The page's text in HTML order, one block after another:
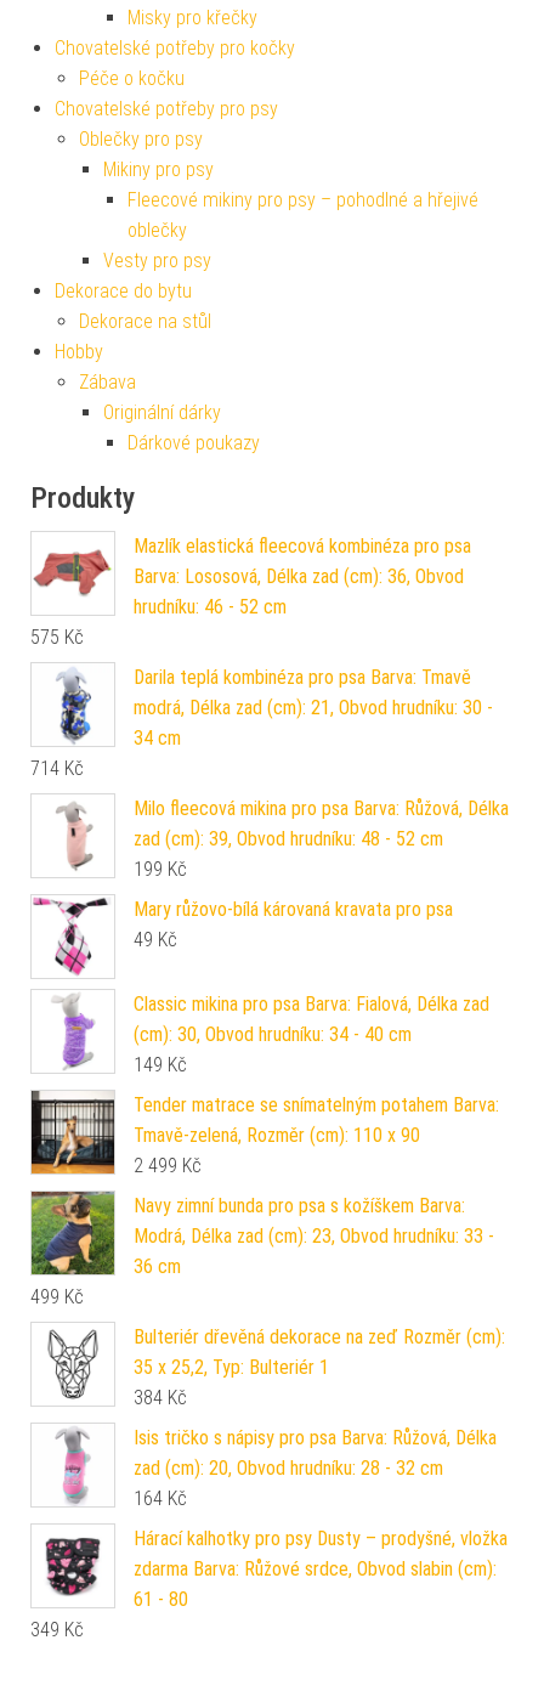
Misky pro křečky
Chovatelské potřeby pro kočky
Péče o kočku
Chovatelské potřeby pro psy
Oblečky pro psy
Mikiny pro psy
Fleecové mikiny pro psy – pohodlné a hřejivé
oblečky
Vesty pro psy
Dekorace do bytu
Dekorace na stůl
Hobby
Zábava
Originální dárky
Dárkové poukazy
Produkty
Mazlík elastická fleecová kombinéza pro psa
Barva: Lososová, Délka zad (cm): 36, Obvod
hrudníku: 46 - 52 cm
575 Kč
Darila teplá kombinéza pro psa Barva: Tmavě
modrá, Délka zad (cm): 21, Obvod hrudníku: 30 -
34 cm
714 Kč
Milo fleecová mikina pro psa Barva: Růžová, Délka
zad (cm): 39, Obvod hrudníku: 48 - 52 cm
199 Kč
Mary růžovo-bílá károvaná kravata pro psa
49 Kč
Classic mikina pro psa Barva: Fialová, Délka zad
(cm): 30, Obvod hrudníku: 34 - 40 cm
149 Kč
Tender matrace se snímatelným potahem Barva:
Tmavě-zelená, Rozměr (cm): 110 x 90
2 499 Kč
Navy zimní bunda pro psa s kožíškem Barva:
Modrá, Délka zad (cm): 23, Obvod hrudníku: 33 -
36 cm
499 Kč
Bulteriér dřevěná dekorace na zeď Rozměr (cm):
35 x 25,2, Typ: Bulteriér 1
384 Kč
Isis tričko s nápisy pro psa Barva: Růžová, Délka
zad (cm): 20, Obvod hrudníku: 28 - 32 cm
164 Kč
Hárací kalhotky pro psy Dusty – prodyšné, vložka
zdarma Barva: Růžové srdce, Obvod slabin (cm):
61 - 80
349 Kč